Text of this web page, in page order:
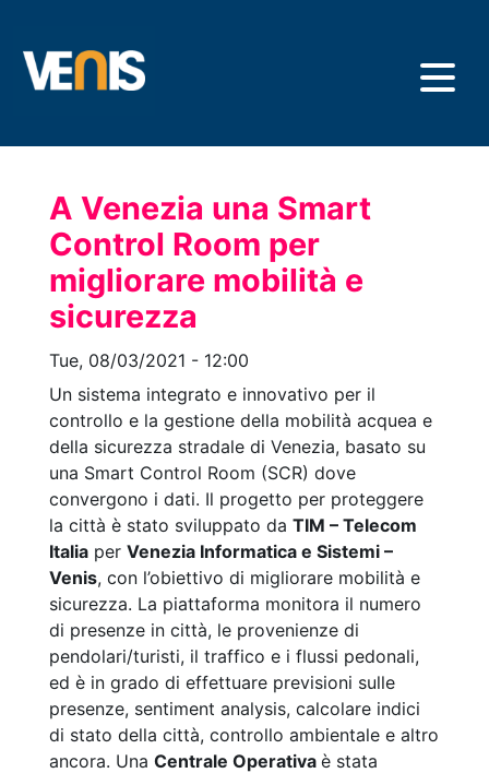
main
content
A Venezia una Smart
Control Room per
migliorare mobilità e
sicurezza
Tue, 08/03/2021 - 12:00
Un sistema integrato e innovativo per il
controllo e la gestione della mobilità acquea e
della sicurezza stradale di Venezia, basato su
una Smart Control Room (SCR) dove
convergono i dati. Il progetto per proteggere
la città è stato sviluppato da TIM – Telecom
Italiaper Venezia Informatica e Sistemi –
Venis, con l’obiettivo di migliorare mobilità e
sicurezza. La piattaforma monitora il numero
di presenze in città, le provenienze di
pendolari/turisti, il traffico e i flussi pedonali,
ed è in grado di effettuare previsioni sulle
presenze, sentiment analysis, calcolare indici
di stato della città, controllo ambientale e altro
ancora. Una Centrale Operativa è stata